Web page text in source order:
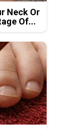
Neck Or
Of...